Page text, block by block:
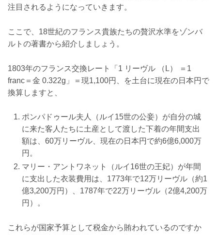
注目されるようになっていきます。
ここで、18世紀のフランス貴族たちの贅沢水準をゾンバ
ルトの著書から紹介しましょう。
1803年のフランス交換レート「1 リーヴル （L） ＝1
franc＝金 0.322g」＝現1,100円、を土台に現在の日本円で
換算しますと、
ポンパドゥール夫人（ルイ15世の公妾）が自分の城
に来た客人たちに土産として渡した下着の年間支出
額は、60万リーヴル、現在の日本円で約6億6,000万
円。
マリー・アントワネット（ルイ16世の王妃）が年間
に支出した衣装費用は、1773年で12万リーヴル（約1
億3,200万円）、1787年で22万リーヴル（2億4,200万
円）。
これらが国家予算として税金から賄われているのですか